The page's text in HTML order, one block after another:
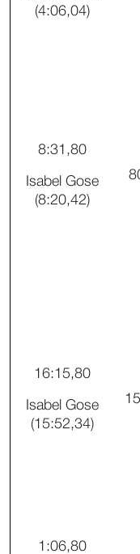
(4:06,04)
8:31,80
Isabel Gose
(8:20,42)
16:15,80
Isabel Gose
(15:52,34)
1:06,80